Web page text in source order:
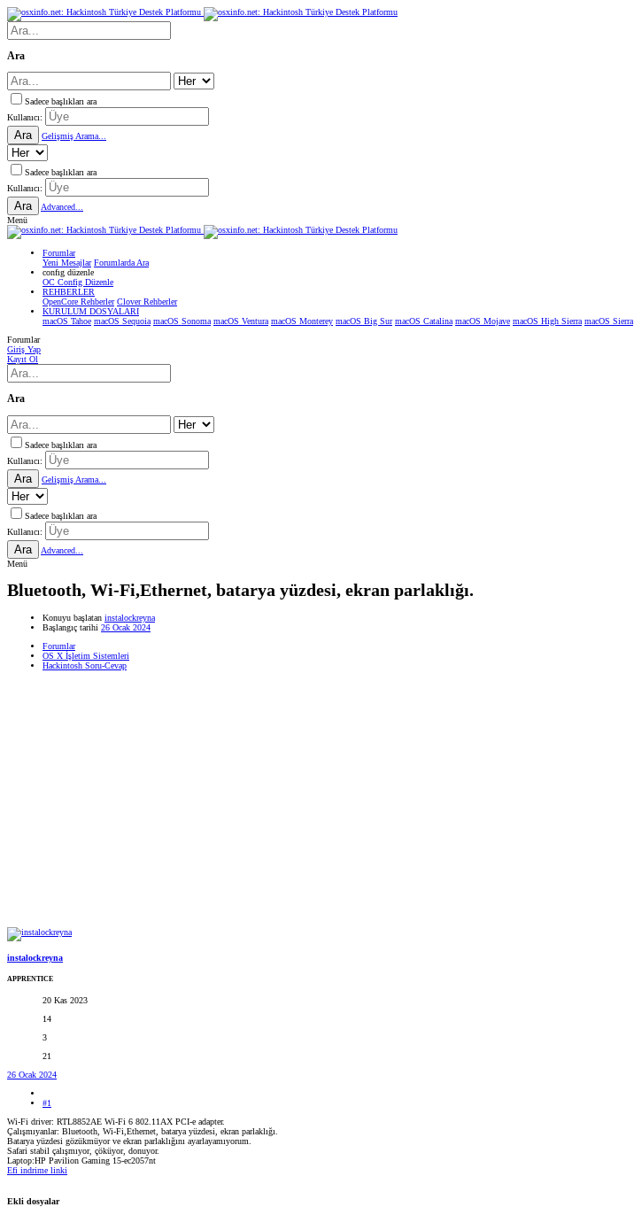
Ara
Sadece başlıkları ara
Kullanıcı:
Ara Gelişmiş Arama...
Sadece başlıkları ara
Kullanıcı:
Ara
Advanced...
Menü
Forumlar
Yeni Mesajlar Forumlarda Ara
confıg düzenle
OC Config Düzenle
REHBERLER
OpenCore Rehberler Clover Rehberler
KURULUM DOSYALARI
macOS Tahoe macOS Sequoia macOS Sonoma macOS Ventura macOS Monterey macOS Big Sur macOS Catalina macOS Mojave macOS High Sierra macOS Sierra
Forumlar
Giriş Yap
Kayıt Ol
Ara
Sadece başlıkları ara
Kullanıcı:
Ara Gelişmiş Arama...
Sadece başlıkları ara
Kullanıcı:
Ara
Advanced...
Menü
Bluetooth, Wi-Fi,Ethernet, batarya yüzdesi, ekran parlaklığı.
Konuyu başlatan instalockreyna
Başlangıç tarihi 26 Ocak 2024
Forumlar
OS X İşletim Sistemleri
Hackintosh Soru-Cevap
instalockreyna
APPRENTICE
20 Kas 2023
14
3
21
26 Ocak 2024
#1
Wi-Fi driver: RTL8852AE Wi-Fi 6 802.11AX PCI-e adapter.
Çalışmıyanlar: Bluetooth, Wi-Fi,Ethernet, batarya yüzdesi, ekran parlaklığı.
Batarya yüzdesi gözükmüyor ve ekran parlaklığını ayarlayamıyorum.
Safari stabil çalışmıyor, çöküyor, donuyor.
Laptop:HP Pavilion Gaming 15-ec2057nt
Efi indrime linki
Ekli dosyalar